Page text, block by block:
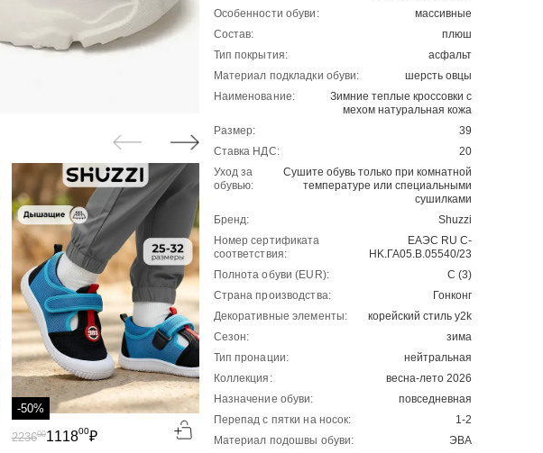
-50%
111800₽
223600 1130 ₽
2260
-50%
1130
Особенности обуви:
массивные
Состав:
плюш
Тип покрытия:
асфальт
Материал подкладки обуви:
шерсть овцы
Наименование:
Зимние теплые кроссовки с
мехом натуральная кожа
Размер:
39
Ставка НДС:
20
Уход за
обувью:
Сушите обувь только при комнатной
температуре или специальными
сушилками
Бренд:
Shuzzi
Номер сертификата
соответствия:
ЕАЭС RU C-
HK.ГА05.B.05540/23
Полнота обуви (EUR):
C (3)
Страна производства:
Гонконг
Декоративные элементы:
корейский стиль y2k
Сезон:
зима
Тип пронации:
нейтральная
Коллекция:
весна-лето 2026
Назначение обуви:
повседневная
Перепад с пятки на носок:
1-2
Материал подошвы обуви:
ЭВА